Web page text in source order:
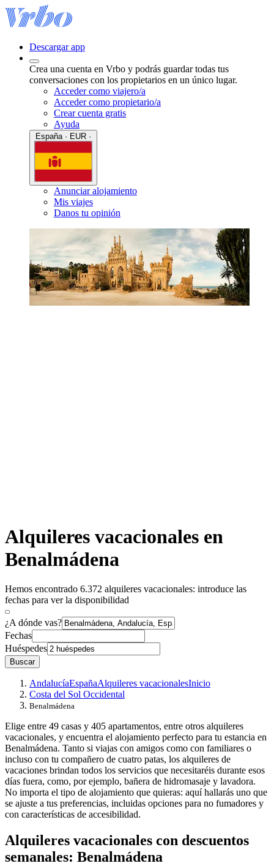
Descargar app
Crea una cuenta en Vrbo y podrás guardar todas tus
conversaciones con los propietarios en un único lugar.
Acceder como viajero/a
Acceder como propietario/a
Crear cuenta gratis
Ayuda
Anunciar alojamiento
Mis viajes
Danos tu opinión
Alquileres vacacionales en
Benalmádena
Hemos encontrado 6.372 alquileres vacacionales: introduce las
fechas para ver la disponibilidad
¿A dónde vas?
Fechas
Huéspedes
Buscar
AndalucíaEspañaAlquileres vacacionalesInicio
Costa del Sol Occidental
Benalmádena
Elige entre 49 casas y 405 apartamentos, entre otros alquileres
vacacionales, y encuentra el alojamiento perfecto para tu estancia en
Benalmádena. Tanto si viajas con amigos como con familiares o
incluso con tu compañero de cuatro patas, los alquileres de
vacaciones brindan todos los servicios que necesitaréis durante esos
días fuera, como, por ejemplo, bañera de hidromasaje y lavadora.
No importa el tipo de alojamiento que quieras: aquí hallarás uno que
se ajuste a tus preferencias, incluidas opciones para no fumadores y
con características de accesibilidad.
Alquileres vacacionales con descuentos
semanales: Benalmádena